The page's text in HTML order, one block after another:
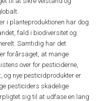
i planteproduktionen har dog
fald i biodiversitet og
Samtidig har det
forårsaget, at mange
over for pesticiderne,
og nye pesticidprodukter er
pesticiders skadelige
sig til at udfase en lang